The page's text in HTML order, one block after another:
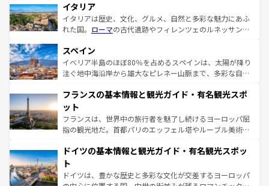
イタリア
イタリアは歴史、文化、グルメ、自然と多彩な魅力にあふ
れた国。 ローマの古代遺跡やフィレンツェのルネッサンス
ろん、トスカーナの美しい田園風景やアマルフィ海岸の絶
景など、自然景観も見逃せない。観光の合間には、本場の
ピザやパスタなど、絶品のイタリア料理を堪能することも
ませてくれるイタリアで、忘れられない旅をしてみよう！
なお、新着のイタリア情報は
しい。
スペイン
イベリア半島のほぼ80％を占めるスペインは、太陽が降り
注ぐ地中海沿岸から雄大なピレネー山脈まで、多彩な自然
文化が根付くこの国では、情熱的なフラメンコ、熱気あふ
れる闘牛、そして美味しいタパスが生活の一部となってい
る。首都マドリードの洗練された雰囲気や、バルセロナの
アートに溢れた街角から、地方では古代ローマ遺跡や中世
せる。地方によって風土や気候が異なるスペインはその個
ンテンツ一覧 を参照してほしい。
フランスの基本情報と観光ガイド・有名観光スポ
ット
フランスは、世界中の旅行者を魅了し続けるヨーロッパ屈
指の観光地だ。首都パリのエッフェル塔やルーブル美術館
で、幅広い魅力が詰まっている。華麗な宮殿、歴史的な大
聖堂、美しいビーチ、そして豊かな自然が、訪れる者を心
から魅了する。また、フランスは美食の国としても知ら
れ、フランス料理はユネスコ無形文化遺産にも登録されて
ドイツの基本情報と観光ガイド・有名観光スポッ
ト
ドイツは、豊かな歴史と多彩な文化が交差するヨーロッパ